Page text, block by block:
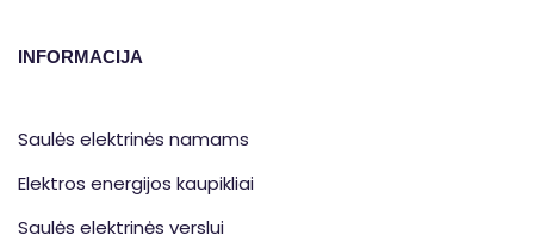
INFORMACIJA
Saulės elektrinės namams
Elektros energijos kaupikliai
Saulės elektrinės verslui